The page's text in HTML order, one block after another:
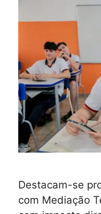
Destacam-se
com Mediação